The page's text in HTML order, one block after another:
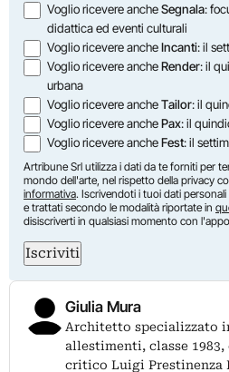
Opzioni
Voglio ricevere ancheSegnala:
didattica ed eventi culturali
Voglio ricevere ancheIncanti: il
Voglio ricevere ancheRender: il
urbana
Voglio ricevere ancheTailor: il
Voglio ricevere anchePax: il
Voglio ricevere ancheFest: il
Artribune Srl utilizza i dati da te forniti per
mondo dell'arte, nel rispetto della privacy
informativa. Iscrivendoti i tuoi dati
e trattati secondo le modalità riportate in
disiscriverti in qualsiasi momento con
Iscriviti
Giulia Mura
Architetto specializzato
allestimenti, classe
critico Luigi Prestinenza